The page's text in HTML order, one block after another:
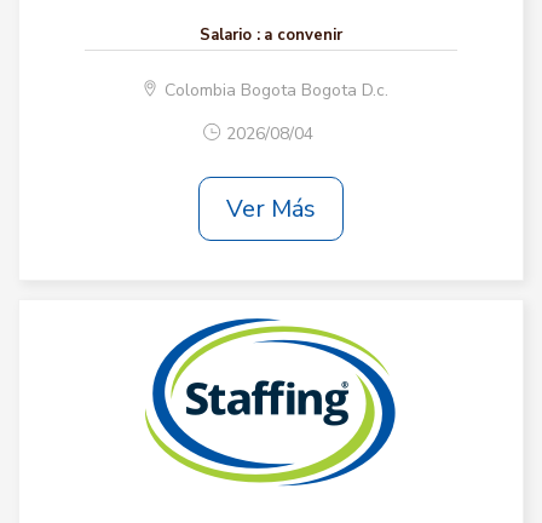
Salario : a convenir
Colombia Bogota Bogota D.c.
2026/08/04
Ver Más